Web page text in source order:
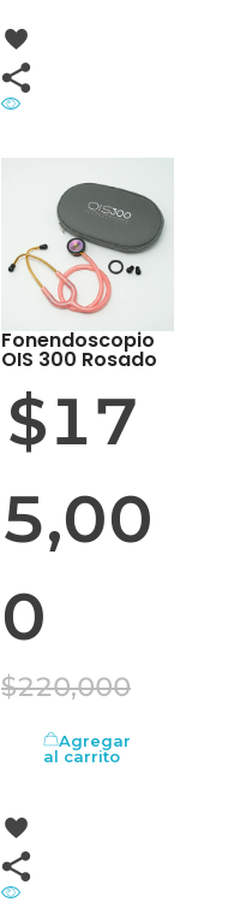
OFERTA
Fonendoscopio
OIS 300 Rosado
$17
5,00
0
$220,000
Agregar
al carrito